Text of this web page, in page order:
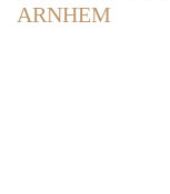
ARNHEM